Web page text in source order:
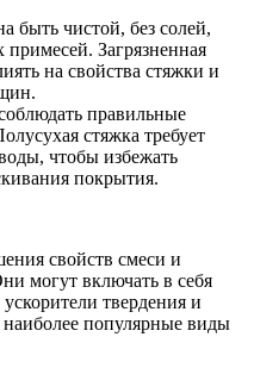
быть чистой, без солей,
Загрязненная
на свойства стяжки и
правильные
стяжка требует
чтобы избежать
покрытия.
свойств смеси и
могут включать в себя
твердения и
популярные виды